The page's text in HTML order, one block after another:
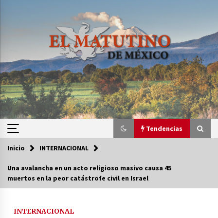
Tendencias
Tendencias
Inicio INTERNACIONAL
Una avalancha en un acto religioso masivo causa 45
muertos en la peor catástrofe civil en Israel
INTERNACIONAL